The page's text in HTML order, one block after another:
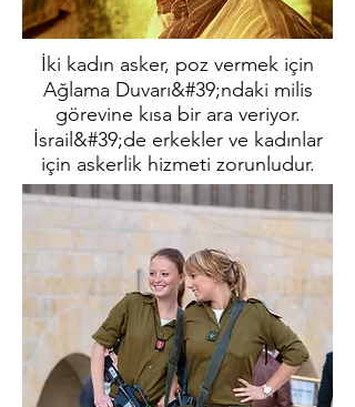
İki kadın asker, poz vermek için
Ağlama Duvarı&#39;ndaki milis
görevine kısa bir ara veriyor.
İsrail&#39;de erkekler ve kadınlar
için askerlik hizmeti zorunludur.